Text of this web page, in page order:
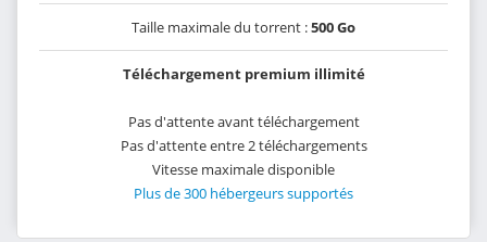
Taille maximale du torrent :500 Go
Téléchargement premium illimité
Pas d'attente avant téléchargement
Pas d'attente entre 2 téléchargements
Vitesse maximale disponible
Plus de 300 hébergeurs supportés